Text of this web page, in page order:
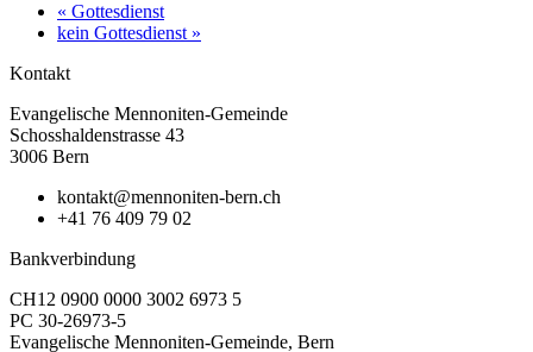
« Gottesdienst
kein Gottesdienst »
Kontakt
Evangelische Mennoniten-Gemeinde
Schosshaldenstrasse 43
3006 Bern
kontakt@mennoniten-bern.ch
+41 76 409 79 02
Bankverbindung
CH12 0900 0000 3002 6973 5
PC 30-26973-5
Evangelische Mennoniten-Gemeinde, Bern